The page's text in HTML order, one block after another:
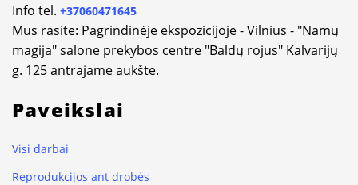
Info tel. +37060471645
Mus rasite: Pagrindinėje ekspozicijoje - Vilnius - "Namų
magija" salone prekybos centre "Baldų rojus" Kalvarijų
g. 125 antrajame aukšte.
Paveikslai
Visi darbai
Reprodukcijos ant drobės